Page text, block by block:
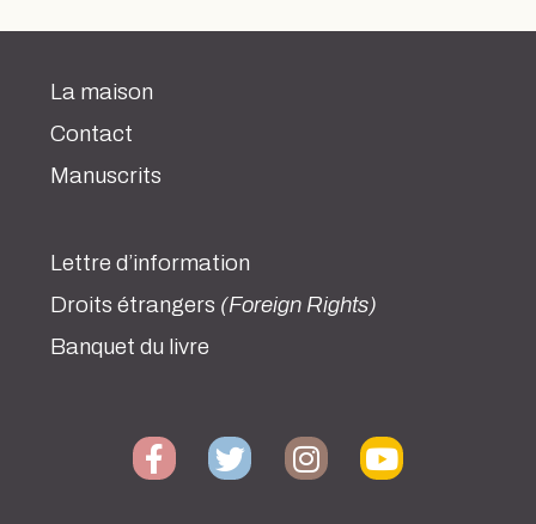
La maison
Contact
Manuscrits
Lettre d’information
Droits étrangers (Foreign Rights)
Banquet du livre